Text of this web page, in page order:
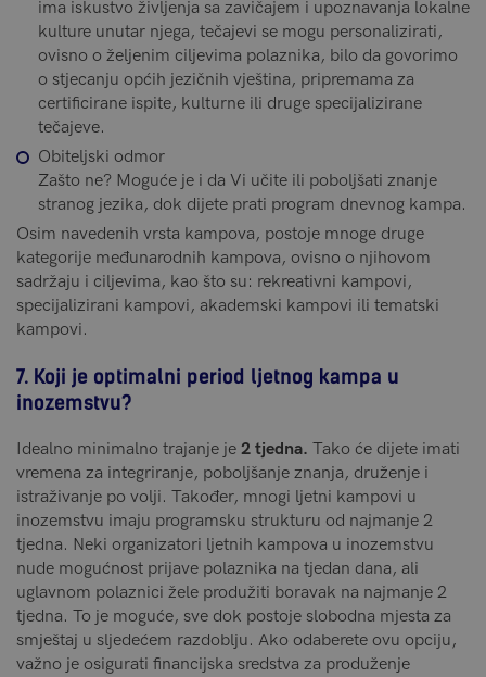
ima iskustvo življenja sa zavičajem i upoznavanja lokalne
kulture unutar njega, tečajevi se mogu personalizirati,
ovisno o željenim ciljevima polaznika, bilo da govorimo
o stjecanju općih jezičnih vještina, pripremama za
certificirane ispite, kulturne ili druge specijalizirane
tečajeve.
Obiteljski odmor
Zašto ne? Moguće je i da Vi učite ili poboljšati znanje
stranog jezika, dok dijete prati program dnevnog kampa.
Osim navedenih vrsta kampova, postoje mnoge druge
kategorije međunarodnih kampova, ovisno o njihovom
sadržaju i ciljevima, kao što su: rekreativni kampovi,
specijalizirani kampovi, akademski kampovi ili tematski
kampovi.
7. Koji je optimalni period ljetnog kampa u
inozemstvu?
Idealno minimalno trajanje je 2 tjedna. Tako će dijete imati
vremena za integriranje, poboljšanje znanja, druženje i
istraživanje po volji. Također, mnogi ljetni kampovi u
inozemstvu imaju programsku strukturu od najmanje 2
tjedna. Neki organizatori ljetnih kampova u inozemstvu
nude mogućnost prijave polaznika na tjedan dana, ali
uglavnom polaznici žele produžiti boravak na najmanje 2
tjedna. To je moguće, sve dok postoje slobodna mjesta za
smještaj u sljedećem razdoblju. Ako odaberete ovu opciju,
važno je osigurati financijska sredstva za produženje